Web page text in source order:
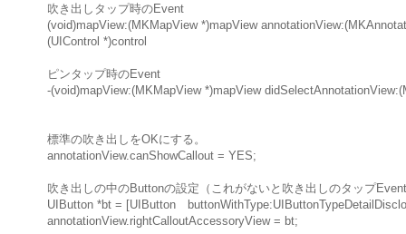
吹き出しタップ時のEvent
(void)mapView:(MKMapView*)mapView annotationView:(
(UIControl *)control
ピンタップ時のEvent
-(void)mapView:(MKMapView*)mapView didSelectAnnotationView:(
標準の吹き出しをOKにする。
annotationView.canShowCallout = YES;
吹き出しの中のButtonの設定（これがないと吹き出しのタップ
UIButton *bt = [UIButton buttonWithType:
annotationView. rightCalloutAccessoryView = bt;